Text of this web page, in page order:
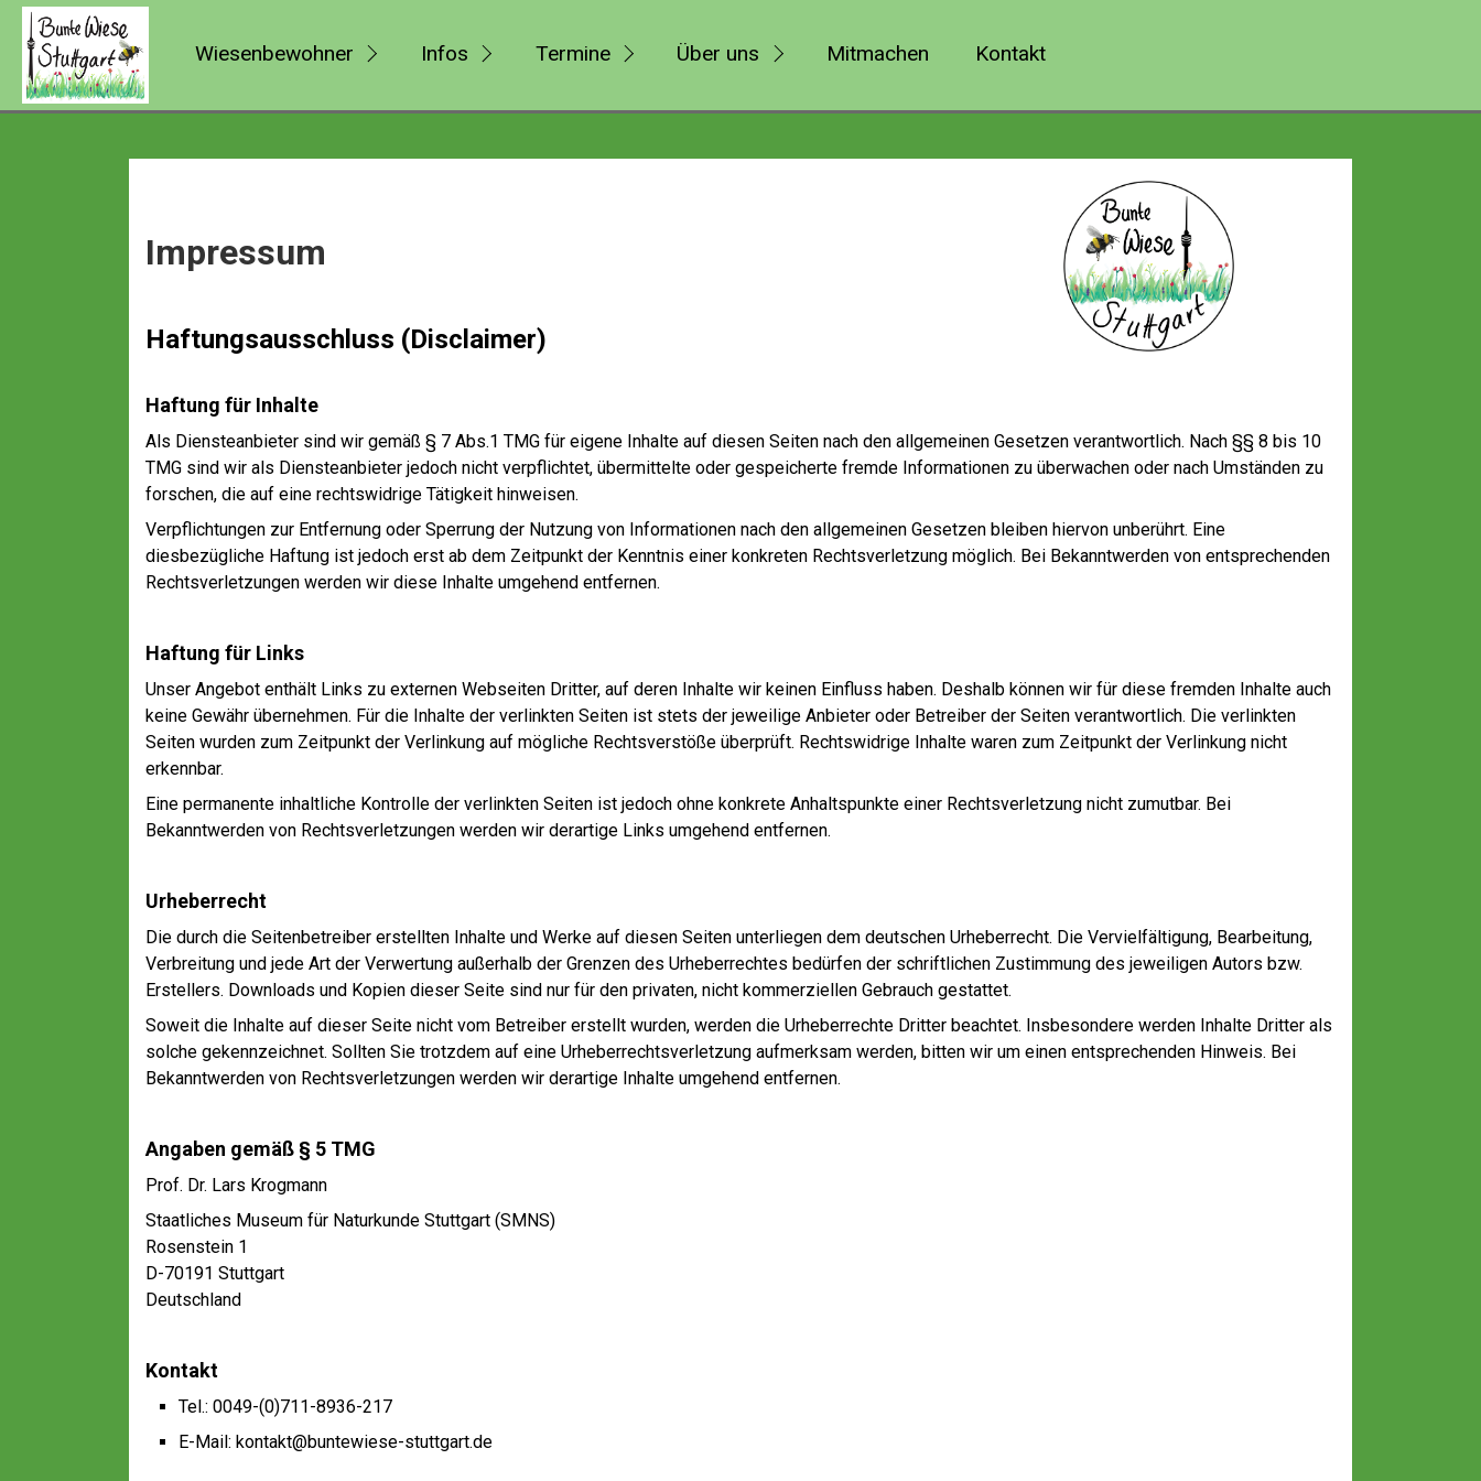
Wiesenbewohner Infos Termine Über uns Mitmachen Kontakt
Impressum
Haftungsausschluss (Disclaimer)
Haftung für Inhalte
Als Diensteanbieter sind wir gemäß § 7 Abs.1 TMG für eigene Inhalte auf diesen Seiten nach den allgemeinen Gesetzen verantwortlich. Nach §§ 8 bis 10
TMG sind wir als Diensteanbieter jedoch nicht verpflichtet, übermittelte oder gespeicherte fremde Informationen zu überwachen oder nach Umständen zu
forschen, die auf eine rechtswidrige Tätigkeit hinweisen.
Verpflichtungen zur Entfernung oder Sperrung der Nutzung von Informationen nach den allgemeinen Gesetzen bleiben hiervon unberührt. Eine
diesbezügliche Haftung ist jedoch erst ab dem Zeitpunkt der Kenntnis einer konkreten Rechtsverletzung möglich. Bei Bekanntwerden von entsprechenden
Rechtsverletzungen werden wir diese Inhalte umgehend entfernen.
Haftung für Links
Unser Angebot enthält Links zu externen Webseiten Dritter, auf deren Inhalte wir keinen Einfluss haben. Deshalb können wir für diese fremden Inhalte auch
keine Gewähr übernehmen. Für die Inhalte der verlinkten Seiten ist stets der jeweilige Anbieter oder Betreiber der Seiten verantwortlich. Die verlinkten
Seiten wurden zum Zeitpunkt der Verlinkung auf mögliche Rechtsverstöße überprüft. Rechtswidrige Inhalte waren zum Zeitpunkt der Verlinkung nicht
erkennbar.
Eine permanente inhaltliche Kontrolle der verlinkten Seiten ist jedoch ohne konkrete Anhaltspunkte einer Rechtsverletzung nicht zumutbar. Bei
Bekanntwerden von Rechtsverletzungen werden wir derartige Links umgehend entfernen.
Urheberrecht
Die durch die Seitenbetreiber erstellten Inhalte und Werke auf diesen Seiten unterliegen dem deutschen Urheberrecht. Die Vervielfältigung, Bearbeitung,
Verbreitung und jede Art der Verwertung außerhalb der Grenzen des Urheberrechtes bedürfen der schriftlichen Zustimmung des jeweiligen Autors bzw.
Erstellers. Downloads und Kopien dieser Seite sind nur für den privaten, nicht kommerziellen Gebrauch gestattet.
Soweit die Inhalte auf dieser Seite nicht vom Betreiber erstellt wurden, werden die Urheberrechte Dritter beachtet. Insbesondere werden Inhalte Dritter als
solche gekennzeichnet. Sollten Sie trotzdem auf eine Urheberrechtsverletzung aufmerksam werden, bitten wir um einen entsprechenden Hinweis. Bei
Bekanntwerden von Rechtsverletzungen werden wir derartige Inhalte umgehend entfernen.
Angaben gemäß § 5 TMG
Prof. Dr. Lars Krogmann
Staatliches Museum für Naturkunde Stuttgart (SMNS)
Rosenstein 1
D-70191 Stuttgart
Deutschland
Kontakt
Tel.: 0049-(0)711-8936-217
E-Mail: kontakt@buntewiese-stuttgart.de